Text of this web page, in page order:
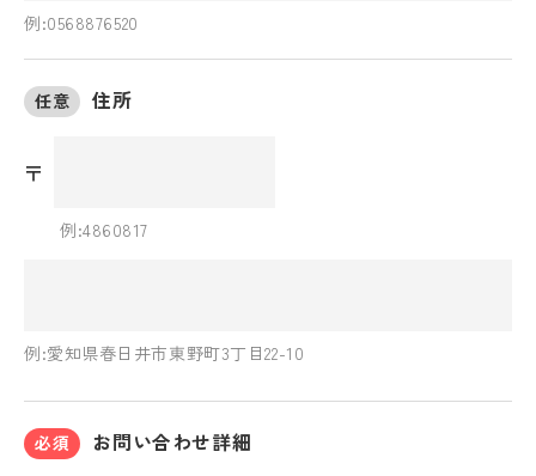
例:0568876520
任意 住所
〒
例:4860817
例:愛知県春日井市東野町3丁目22-10
必須 お問い合わせ詳細